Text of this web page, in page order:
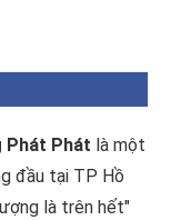
Phát Phát là một
đầu tại TP Hồ
là trên hết"